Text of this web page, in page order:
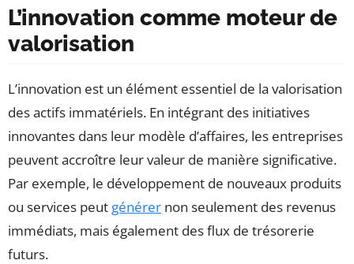
L’innovation comme moteur de
valorisation
L’innovation est un élément essentiel de la valorisation
des actifs immatériels. En intégrant des initiatives
innovantes dans leur modèle d’affaires, les entreprises
peuvent accroître leur valeur de manière significative.
Par exemple, le développement de nouveaux produits
ou services peut générer non seulement des revenus
immédiats, mais également des flux de trésorerie
futurs.